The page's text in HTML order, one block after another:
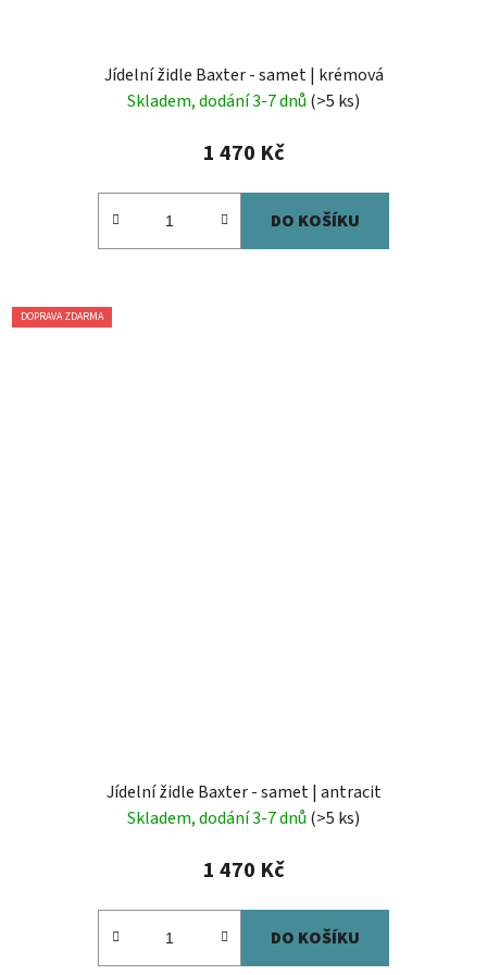
Jídelní židle Baxter - samet | krémová
Skladem, dodání 3-7 dnů (>5 ks)
1 470 Kč
DO KOŠÍKU
DOPRAVA ZDARMA
Jídelní židle Baxter - samet | antracit
Skladem, dodání 3-7 dnů (>5 ks)
1 470 Kč
DO KOŠÍKU